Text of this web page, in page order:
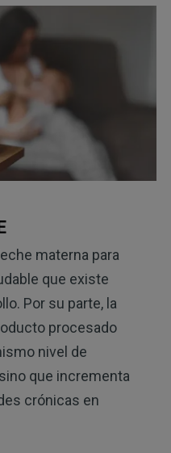
materna para
que existe
Por su parte, la
procesado
nivel de
que incrementa
crónicas en